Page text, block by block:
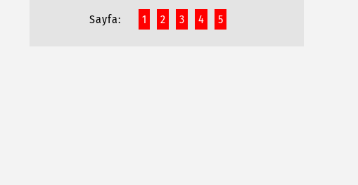
Sayfa: 1 2 3 4 5